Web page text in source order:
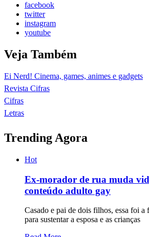
facebook
twitter
instagram
youtube
Veja Também
Ei Nerd! Cinema, games, animes e gadgets
Revista Cifras
Cifras
Letras
Trending Agora
Hot
Ex-morador de rua muda
conteúdo adulto gay
Casado e pai de dois filhos, essa foi a
para sustentar a esposa e as crianças